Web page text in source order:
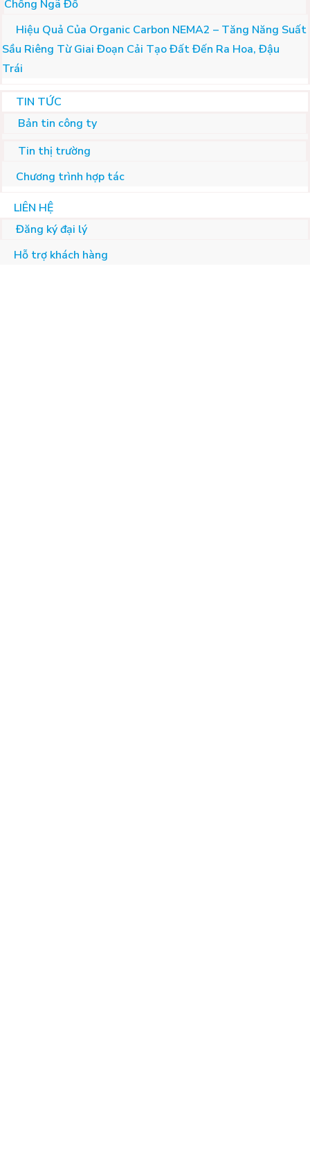
Chống Ngã Đổ
Hiệu Quả Của Organic Carbon NEMA2 – Tăng Năng Suất
Sầu Riêng Từ Giai Đoạn Cải Tạo Đất Đến Ra Hoa, Đậu
Trái
TIN TỨC
Bản tin công ty
Tin thị trường
Chương trình hợp tác
LIÊN HỆ
Đăng ký đại lý
Hỗ trợ khách hàng